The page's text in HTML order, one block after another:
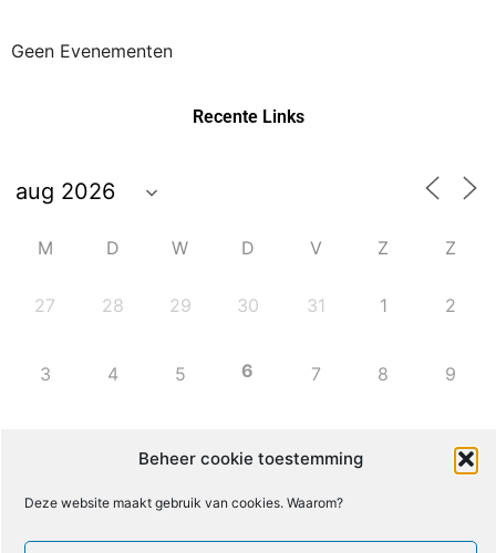
Beheer cookie toestemming
Deze website maakt gebruik van cookies. Waarom?
Geen Evenementen
Recente Links
M D W D V Z Z
27 28 29 30 31 1 2
3 4 5 6 7 8 9
17 18 19 20 21